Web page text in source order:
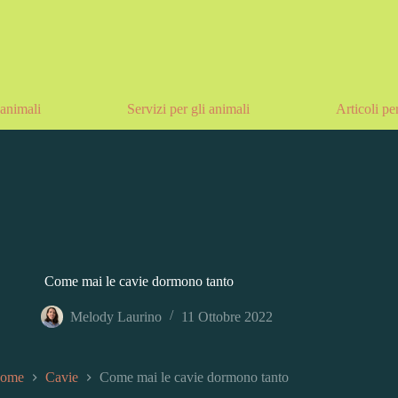
Servizi per gli animali Articoli
Come mai le cavie dormono tanto
Melody Laurino 11 Ottobre 2022
Cavie Come mai le cavie dormono tanto